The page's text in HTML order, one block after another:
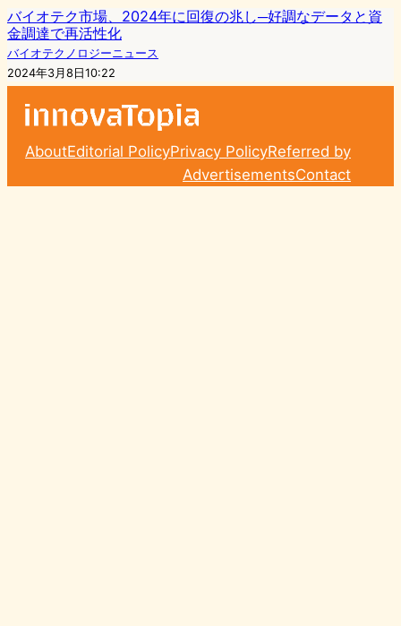
バイオテク市場、2024年に回復の兆し─好調なデータと資
金調達で再活性化
バイオテクノロジーニュース
2024年3月8日10:22
AboutEditorial PolicyPrivacy PolicyReferred by
AdvertisementsContact